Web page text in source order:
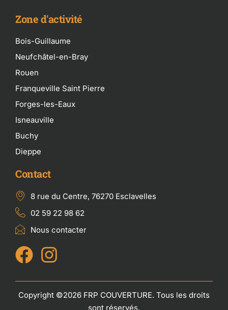
Zone d'activité
Bois-Guillaume
Neufchâtel-en-Bray
Rouen
Franqueville Saint Pierre
Forges-les-Eaux
Isneauville
Buchy
Dieppe
Contact
8 rue du Centre, 76270 Esclavelles
02 59 22 98 62
Nous contacter
Copyright ©2026 FRP COUVERTURE. Tous les droits
sont réservés.